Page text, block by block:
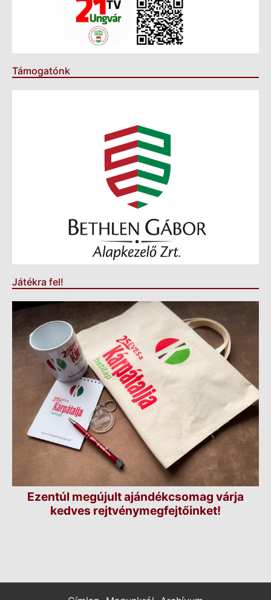
Támogatónk
Játékra fel!
Ezentúl megújult ajándékcsomag várja
kedves rejtvénymegfejtőinket!